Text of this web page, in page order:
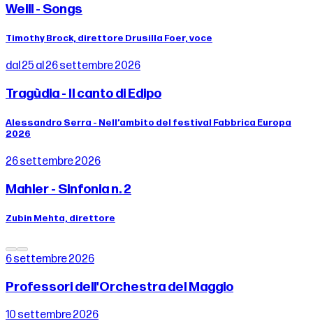
Weill - Songs
Timothy Brock, direttore Drusilla Foer, voce
dal 25 al 26 settembre 2026
Tragùdia - Il canto di Edipo
Alessandro Serra - Nell’ambito del festival Fabbrica Europa
2026
26 settembre 2026
Mahler - Sinfonia n. 2
Zubin Mehta, direttore
6 settembre 2026
Professori dell'Orchestra del Maggio
10 settembre 2026